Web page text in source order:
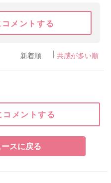
メントする
新着順 共感が多い順
メントする
スに戻る